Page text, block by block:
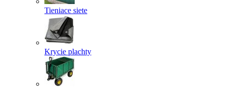
Tieniace siete
Krycie plachty